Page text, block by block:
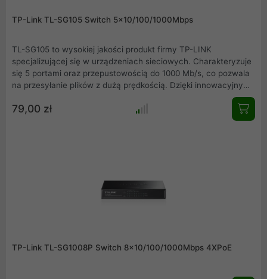
TP-Link TL-SG105 Switch 5x10/100/1000Mbps
TL-SG105 to wysokiej jakości produkt firmy TP-LINK
specjalizującej się w urządzeniach sieciowych. Charakteryzuje
się 5 portami oraz przepustowością do 1000 Mb/s, co pozwala
na przesyłanie plików z dużą prędkością. Dzięki innowacyjnym
technologiom urządzenie może zaoszczędzić do 65% energii,
co sprawia że jest ekologicznym rozwiązaniem w biurowej jak i
79,00 zł
TP-Link TL-SG1008P Switch 8x10/100/1000Mbps 4XPoE